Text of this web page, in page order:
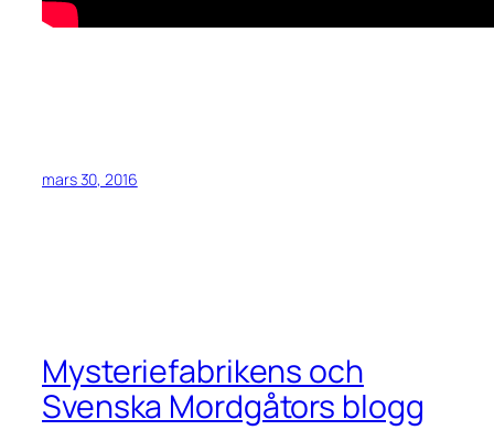
mars 30, 2016
Mysteriefabrikens och
Svenska Mordgåtors blogg